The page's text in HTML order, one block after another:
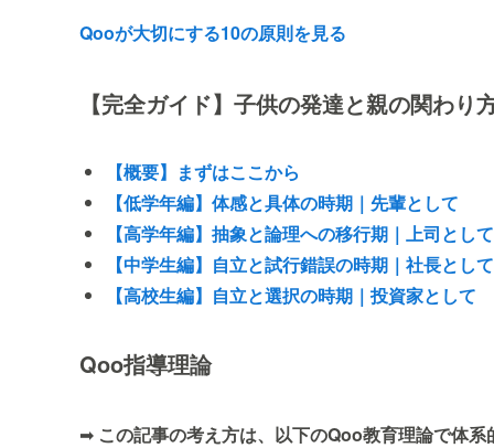
Qooが大切にする10の原則を見る
【完全ガイド】子供の発達と親の関わり
【概要】まずはここから
【低学年編】体感と具体の時期｜先輩として
【高学年編】抽象と論理への移行期｜上司として
【中学生編】自立と試行錯誤の時期｜社長として
【高校生編】自立と選択の時期｜投資家として
Qoo指導理論
➡ この記事の考え方は、以下のQoo教育理論で体系